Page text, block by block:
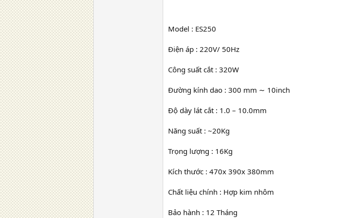
Model : ES250
Điện áp : 220V/ 50Hz
Công suất cắt : 320W
Đường kính dao : 300 mm ∼ 10inch
Độ dày lát cắt : 1.0 – 10.0mm
Năng suất : ~20Kg
Trọng lượng : 16Kg
Kích thước : 470x 390x 380mm
Chất liệu chính : Hợp kim nhôm
Bảo hành : 12 Tháng